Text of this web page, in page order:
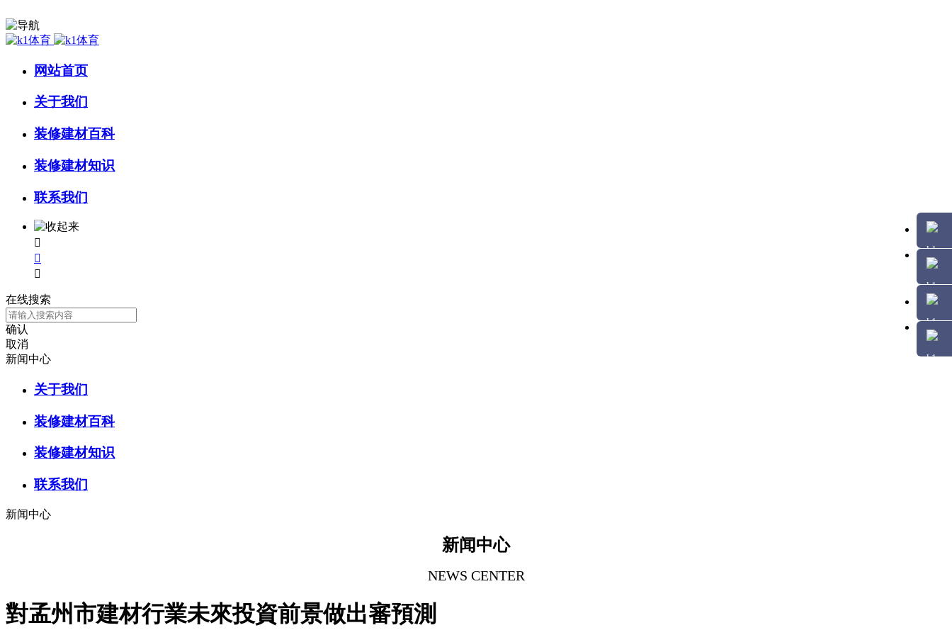
网站首页
关于我们
装修建材百科
装修建材知识
联系我们



在线搜索
确认
取消
新闻中心
关于我们
装修建材百科
装修建材知识
联系我们
新闻中心
新闻中心
NEWS CENTER
對孟州市建材行業未來投資前景做出審預測